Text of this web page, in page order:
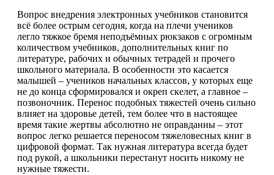
Вопрос внедрения электронных учебников становится
всё более острым сегодня, когда на плечи учеников
легло тяжкое бремя неподъёмных рюкзаков с огромным
количеством учебников, дополнительных книг по
литературе, рабочих и обычных тетрадей и прочего
школьного материала. В особенности это касается
малышей – учеников начальных классов, у которых еще
не до конца сформировался и окреп скелет, а главное –
позвоночник. Перенос подобных тяжестей очень сильно
влияет на здоровье детей, тем более что в настоящее
время такие жертвы абсолютно не оправданны – этот
вопрос легко решается переносом тяжеловесных книг в
цифровой формат. Так нужная литература всегда будет
под рукой, а школьники перестанут носить никому не
нужные тяжести.